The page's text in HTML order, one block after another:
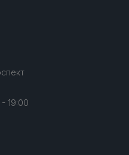
19:00